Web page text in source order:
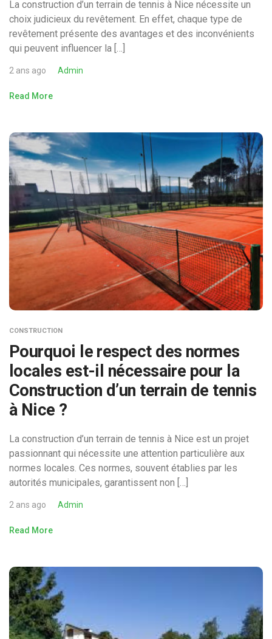
La construction d’un terrain de tennis à Nice nécessite un
choix judicieux du revêtement. En effet, chaque type de
revêtement présente des avantages et des inconvénients
qui peuvent influencer la […]
2 ans ago Admin
Read More
CONSTRUCTION
Pourquoi le respect des normes
locales est-il nécessaire pour la
Construction d’un terrain de tennis
à Nice ?
La construction d’un terrain de tennis à Nice est un projet
passionnant qui nécessite une attention particulière aux
normes locales. Ces normes, souvent établies par les
autorités municipales, garantissent non […]
2 ans ago Admin
Read More